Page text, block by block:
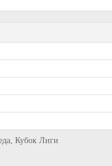
Кубок Лиги